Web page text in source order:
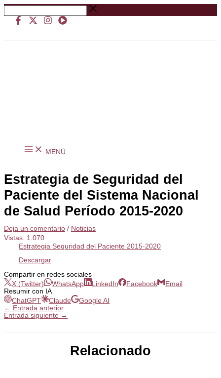
Ir
al
contenido
Buscar
…
MENÚ
Estrategia de Seguridad del
Paciente del Sistema Nacional
de Salud Período 2015-2020
Deja un comentario / Noticias
Vistas: 1.070
Estrategia Seguridad del Paciente 2015-2020
Descargar
Compartir en redes sociales
X (Twitter)
WhatsApp LinkedIn Facebook
Email
Resumir con IA
ChatGPT
Claude
Google AI
← Entrada anterior
Entrada siguiente →
Relacionado